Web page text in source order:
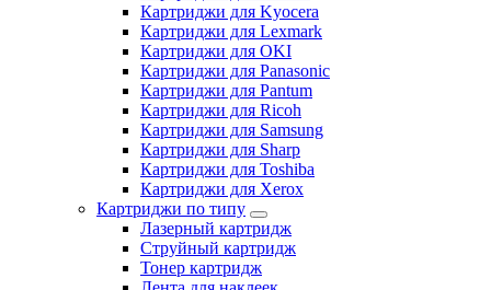
Картриджи для Kyocera
Картриджи для Lexmark
Картриджи для OKI
Картриджи для Panasonic
Картриджи для Pantum
Картриджи для Ricoh
Картриджи для Samsung
Картриджи для Sharp
Картриджи для Toshiba
Картриджи для Xerox
Картриджи по типу
Лазерный картридж
Струйный картридж
Тонер картридж